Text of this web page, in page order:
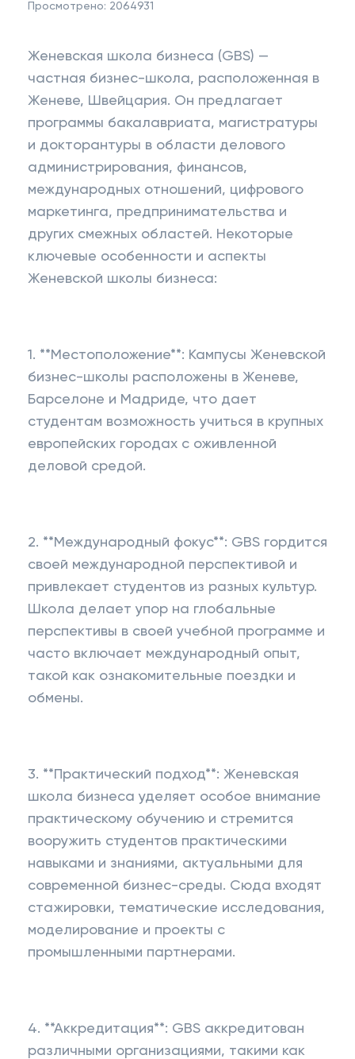
Просмотрено: 2064931
Женевская школа бизнеса (GBS) —
частная бизнес-школа, расположенная в
Женеве, Швейцария. Он предлагает
программы бакалавриата, магистратуры
и докторантуры в области делового
администрирования, финансов,
международных отношений, цифрового
маркетинга, предпринимательства и
других смежных областей. Некоторые
ключевые особенности и аспекты
Женевской школы бизнеса:
1. **Местоположение**: Кампусы Женевской
бизнес-школы расположены в Женеве,
Барселоне и Мадриде, что дает
студентам возможность учиться в крупных
европейских городах с оживленной
деловой средой.
2. **Международный фокус**: GBS гордится
своей международной перспективой и
привлекает студентов из разных культур.
Школа делает упор на глобальные
перспективы в своей учебной программе и
часто включает международный опыт,
такой как ознакомительные поездки и
обмены.
3. **Практический подход**: Женевская
школа бизнеса уделяет особое внимание
практическому обучению и стремится
вооружить студентов практическими
навыками и знаниями, актуальными для
современной бизнес-среды. Сюда входят
стажировки, тематические исследования,
моделирование и проекты с
промышленными партнерами.
4. **Аккредитация**: GBS аккредитован
различными организациями, такими как